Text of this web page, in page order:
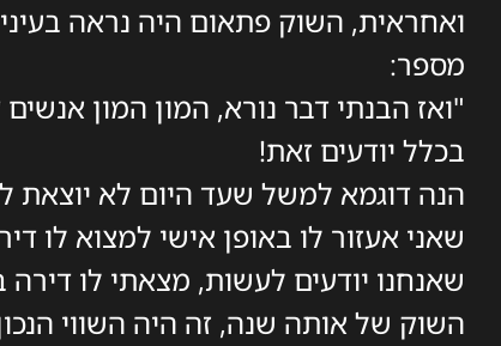
ואחראית, השוק פתאום היה נראה
מספר:
"ואז הבנתי דבר נורא, המון המון
בכלל יודעים זאת!
שאני אעזור לו באופן אישי למצוא לו
השוק של אותה שנה, זה היה השווי